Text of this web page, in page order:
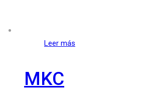
Leer más
MKC